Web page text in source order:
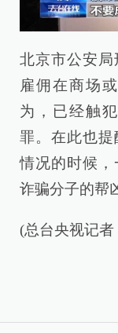
北京市公安
雇佣在商场
为，已经触
罪。在此也
情况的时候
诈骗分子的帮
(总台央视记